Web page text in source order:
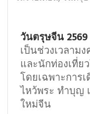
วันตรุษจีน 2569
เป็นช่วงเวลาม
และนักท่องเที่ย
โดยเฉพาะการ
ไหว้พระ ทำบุญ
ใหม่จีน